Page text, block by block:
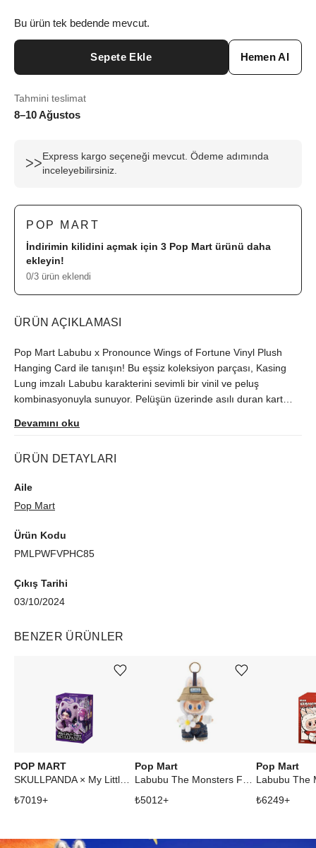
Bu ürün tek bedende mevcut.
Sepete Ekle Hemen Al
Tahmini teslimat
8–10 Ağustos
ᐳᐳ
Express kargo seçeneği mevcut. Ödeme adımında
inceleyebilirsiniz.
POP MART
İndirimin kilidini açmak için 3 Pop Mart ürünü daha
ekleyin!
0/3 ürün eklendi
ÜRÜN AÇIKLAMASI
Pop Mart Labubu x Pronounce Wings of Fortune Vinyl Plush
Hanging Card ile tanışın! Bu eşsiz koleksiyon parçası, Kasing
Lung imzalı Labubu karakterini sevimli bir vinil ve peluş
kombinasyonuyla sunuyor. Pelüşün üzerinde asılı duran kart
mor kürkü, vinil yüzü, altın rengi elbise ve kanatlar ile dikkat
vurgular. Bu Pop Mart ve Pronounce işbirliğiyle piyasaya sürülen
mükemmel bir seçim!
Devamını oku
ÜRÜN DETAYLARI
Aile
Pop Mart
Ürün Kodu
PMLPWFVPHC85
Çıkış Tarihi
03/10/2024
BENZER ÜRÜNLER
POP MART
₺7019+
Ürünü istek listesine ekle veya listeden çıkar
Pop Mart
₺5012+
Ürünü istek listesine ekle veya listeden çıkar
Pop Mart
₺6249+